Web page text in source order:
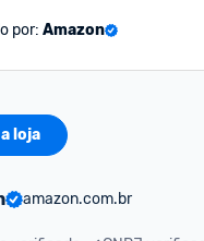
por: Amazon
loja
amazon.com.br